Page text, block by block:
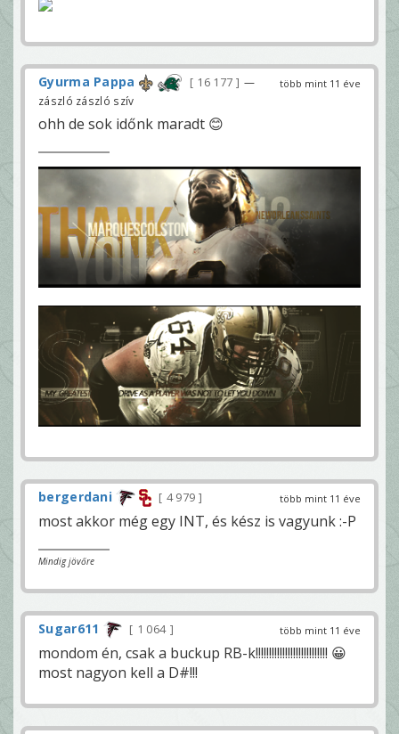
több mint 11 éve
Gyurma Pappa 16 177
—
zászló zászló szív
ohh de sok időnk maradt 😊
több mint 11 éve
bergerdani 4 979
most akkor még egy INT, és kész is vagyunk :-P
Mindig jövőre
több mint 11 éve
Sugar611 1 064
mondom én, csak a buckup RB-k!!!!!!!!!!!!!!!!!!!!!!!!!!! 😀
most nagyon kell a D#!!!